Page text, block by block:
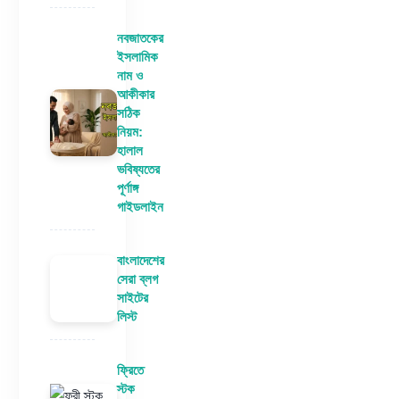
নবজাতকের
ইসলামিক
নাম ও
আকীকার
সঠিক
নিয়ম:
হালাল
ভবিষ্যতের
পূর্ণাঙ্গ
গাইডলাইন
বাংলাদেশের
সেরা ব্লগ
সাইটের
লিস্ট
ফ্রিতে
স্টক